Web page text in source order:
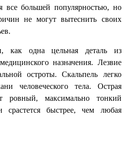
все большей популярностью, но
не могут вытеснить своих
как одна цельная деталь из
назначения. Лезвие
остроты. Скальпель легко
человеческого тела. Острая
ровный, максимально тонкий
срастется быстрее, чем любая